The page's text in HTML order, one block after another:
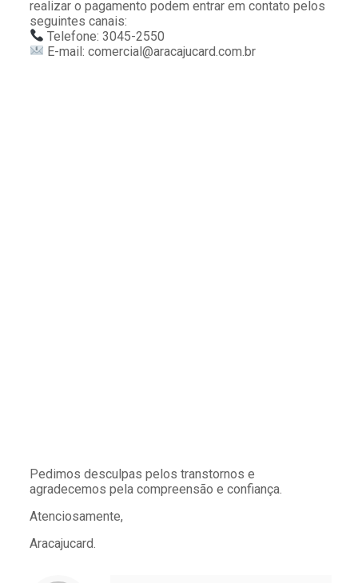
realizar o pagamento podem entrar em contato pelos
seguintes canais:
Telefone: 3045-2550
E-mail: comercial@aracajucard.com.br
Pedimos desculpas pelos transtornos e
agradecemos pela compreensão e confiança.
Atenciosamente,
Aracajucard.